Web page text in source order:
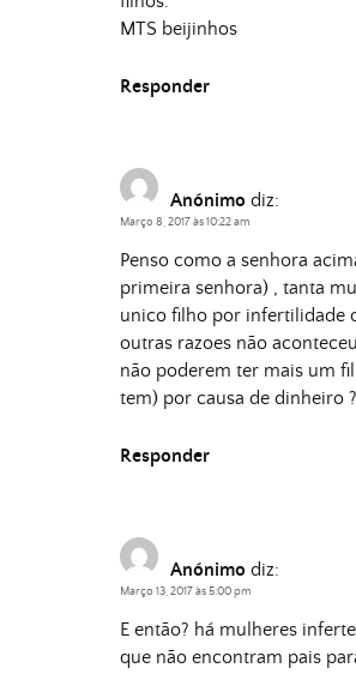
MTS beijinhos
Responder
Anónimo diz:
Março 8, 2017 às 10:22 am
Penso como a senhora
primeira senhora) , tanta
unico filho por infertilidade
outras razoes não
não poderem ter mais um
tem) por causa de dinheiro
Responder
Anónimo diz:
Março 13, 2017 às 5:00 pm
E então? há mulheres
que não encontram pais